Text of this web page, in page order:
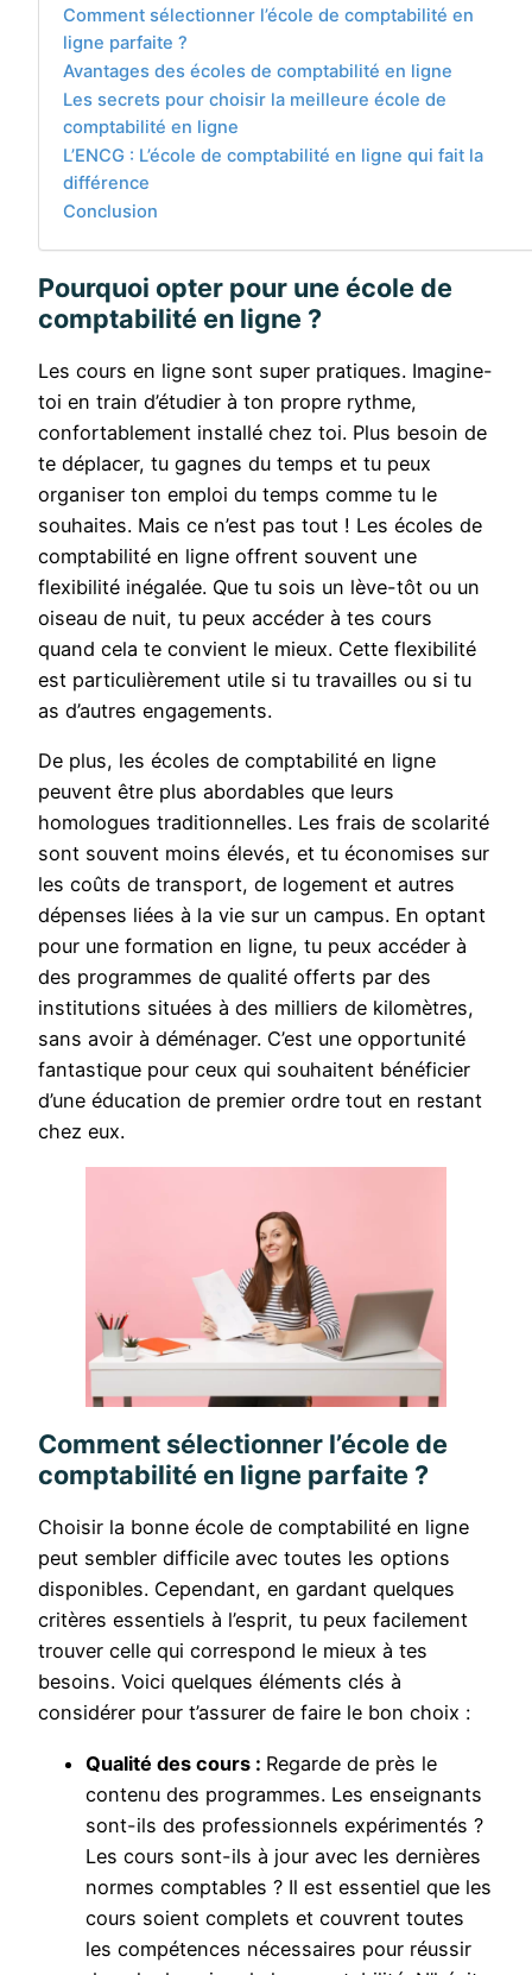
Comment sélectionner l’école de comptabilité en
ligne parfaite ?
Avantages des écoles de comptabilité en ligne
Les secrets pour choisir la meilleure école de
comptabilité en ligne
L’ENCG : L’école de comptabilité en ligne qui fait la
différence
Conclusion
Pourquoi opter pour une école de
comptabilité en ligne ?
Les cours en ligne sont super pratiques. Imagine-
toi en train d’étudier à ton propre rythme,
confortablement installé chez toi. Plus besoin de
te déplacer, tu gagnes du temps et tu peux
organiser ton emploi du temps comme tu le
souhaites. Mais ce n’est pas tout ! Les écoles de
comptabilité en ligne offrent souvent une
flexibilité inégalée. Que tu sois un lève-tôt ou un
oiseau de nuit, tu peux accéder à tes cours
quand cela te convient le mieux. Cette flexibilité
est particulièrement utile si tu travailles ou si tu
as d’autres engagements.
De plus, les écoles de comptabilité en ligne
peuvent être plus abordables que leurs
homologues traditionnelles. Les frais de scolarité
sont souvent moins élevés, et tu économises sur
les coûts de transport, de logement et autres
dépenses liées à la vie sur un campus. En optant
pour une formation en ligne, tu peux accéder à
des programmes de qualité offerts par des
institutions situées à des milliers de kilomètres,
sans avoir à déménager. C’est une opportunité
fantastique pour ceux qui souhaitent bénéficier
d’une éducation de premier ordre tout en restant
chez eux.
Comment sélectionner l’école de
comptabilité en ligne parfaite ?
Choisir la bonne école de comptabilité en ligne
peut sembler difficile avec toutes les options
disponibles. Cependant, en gardant quelques
critères essentiels à l’esprit, tu peux facilement
trouver celle qui correspond le mieux à tes
besoins. Voici quelques éléments clés à
considérer pour t’assurer de faire le bon choix :
Qualité des cours : Regarde de près le
contenu des programmes. Les enseignants
sont-ils des professionnels expérimentés ?
Les cours sont-ils à jour avec les dernières
normes comptables ? Il est essentiel que les
cours soient complets et couvrent toutes
les compétences nécessaires pour réussir